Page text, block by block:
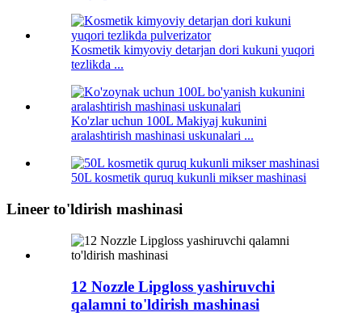
Kosmetik kimyoviy detarjan dori kukuni yuqori
tezlikda ...
Ko'zlar uchun 100L Makiyaj kukunini
aralashtirish mashinasi uskunalari ...
50L kosmetik quruq kukunli mikser mashinasi
Lineer to'ldirish mashinasi
12 Nozzle Lipgloss yashiruvchi
qalamni to'ldirish mashinasi